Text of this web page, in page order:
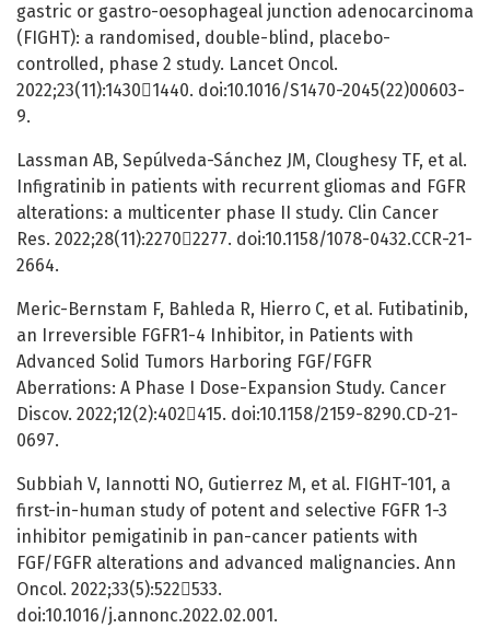
gastric or gastro-oesophageal junction adenocarcinoma
(FIGHT): a randomised, double-blind, placebo-
controlled, phase 2 study. Lancet Oncol.
2022;23(11):14301440. doi:10.1016/S1470-2045(22)00603-
9.
Lassman AB, Sepúlveda-Sánchez JM, Cloughesy TF, et al.
Infigratinib in patients with recurrent gliomas and FGFR
alterations: a multicenter phase II study. Clin Cancer
Res. 2022;28(11):22702277. doi:10.1158/1078-0432.CCR-21-
2664.
Meric-Bernstam F, Bahleda R, Hierro C, et al. Futibatinib,
an Irreversible FGFR1-4 Inhibitor, in Patients with
Advanced Solid Tumors Harboring FGF/FGFR
Aberrations: A Phase I Dose-Expansion Study. Cancer
Discov. 2022;12(2):402415. doi:10.1158/2159-8290.CD-21-
0697.
Subbiah V, Iannotti NO, Gutierrez M, et al. FIGHT-101, a
first-in-human study of potent and selective FGFR 1-3
inhibitor pemigatinib in pan-cancer patients with
FGF/FGFR alterations and advanced malignancies. Ann
Oncol. 2022;33(5):522533.
doi:10.1016/j.annonc.2022.02.001.